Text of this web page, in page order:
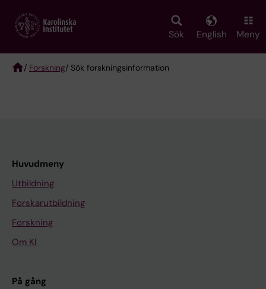
main
Sök English Meny
/ Forskning/ Sök forskningsinformation
Huvudmeny
Utbildning
Forskarutbildning
Forskning
Om KI
På gång